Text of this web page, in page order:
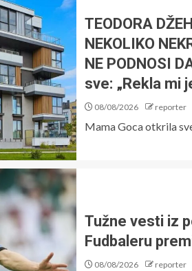
TEODORA
NEKOLIKO
NE PODNOSI
sve: „Rekla mi
08/08/2026 reporter
Mama Goca otkrila
Tužne vesti iz
Fudbaleru
08/08/2026 reporter